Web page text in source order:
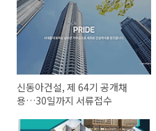
신동아건설, 제 64기 공개채
용…30일까지 서류접수